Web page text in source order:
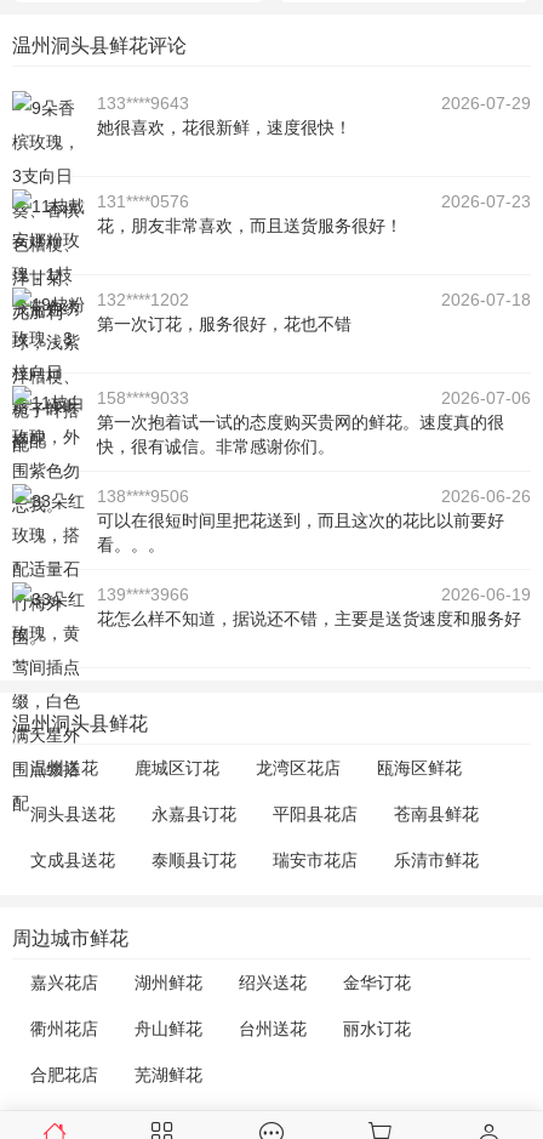
温州洞头县鲜花评论
133****9643
2026-07-29
她很喜欢，花很新鲜，速度很快！
131****0576
2026-07-23
花，朋友非常喜欢，而且送货服务很好！
132****1202
2026-07-18
第一次订花，服务很好，花也不错
158****9033
2026-07-06
第一次抱着试一试的态度购买贵网的鲜花。速度真的很
快，很有诚信。非常感谢你们。
138****9506
2026-06-26
可以在很短时间里把花送到，而且这次的花比以前要好
看。。。
139****3966
2026-06-19
花怎么样不知道，据说还不错，主要是送货速度和服务好
温州洞头县鲜花
温州送花 鹿城区订花 龙湾区花店 瓯海区鲜花
洞头县送花 永嘉县订花 平阳县花店 苍南县鲜花
文成县送花 泰顺县订花 瑞安市花店 乐清市鲜花
周边城市鲜花
嘉兴花店 湖州鲜花 绍兴送花 金华订花
衢州花店 舟山鲜花 台州送花 丽水订花
合肥花店 芜湖鲜花